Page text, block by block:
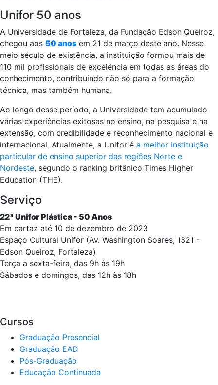
Unifor 50 anos
A Universidade de Fortaleza, da Fundação Edson Queiroz,
chegou aos 50 anos em 21 de março deste ano. Nesse
meio século de existência, a instituição formou mais de
110 mil profissionais de excelência em todas as áreas do
conhecimento, contribuindo não só para a formação
técnica, mas também humana.
Ao longo desse período, a Universidade tem acumulado
várias experiências exitosas no ensino, na pesquisa e na
extensão, com credibilidade e reconhecimento nacional e
internacional. Atualmente, a Unifor é a melhor instituição
particular de ensino superior das regiões Norte e
Nordeste, segundo o ranking britânico Times Higher
Education (THE).
Serviço
22ª Unifor Plástica - 50 Anos
Em cartaz até 10 de dezembro de 2023
Espaço Cultural Unifor (Av. Washington Soares, 1321 -
Edson Queiroz, Fortaleza)
Terça a sexta-feira, das 9h às 19h
Sábados e domingos, das 12h às 18h
Cursos
Graduação Presencial
Graduação EAD
Pós-Graduação
Educação Continuada